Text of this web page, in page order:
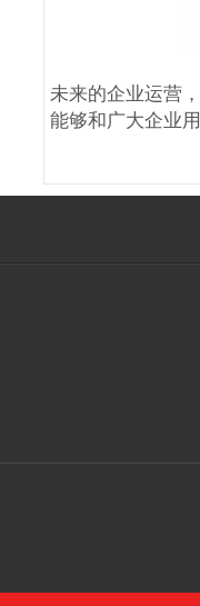
未来的企业运营
能够和广大企业